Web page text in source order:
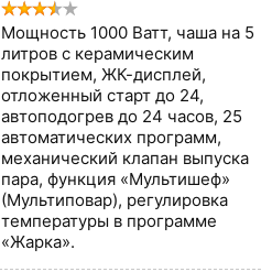
Мощность 1000 Ватт, чаша на 5
литров с керамическим
покрытием, ЖК-дисплей,
отложенный старт до 24,
автоподогрев до 24 часов, 25
автоматических программ,
механический клапан выпуска
пара, функция «Мультишеф»
(Мультиповар), регулировка
температуры в программе
«Жарка».